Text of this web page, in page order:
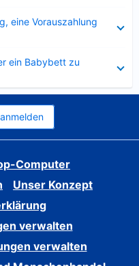
eine Vorauszahlung
ein Babybett zu
Computer
Unser Konzept
verwalten
verwalten